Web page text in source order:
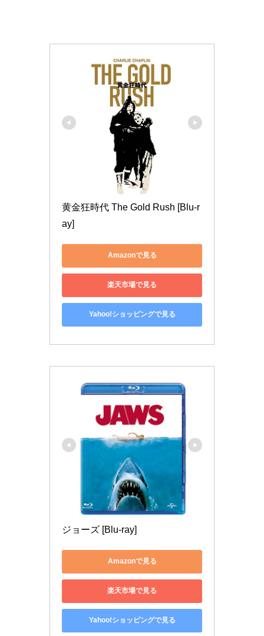
黄金狂時代 The Gold Rush [Blu-r
ay]
Amazonで見る
楽天市場で見る
Yahoo!ショッピングで見る
ジョーズ [Blu-ray]
Amazonで見る
楽天市場で見る
Yahoo!ショッピングで見る